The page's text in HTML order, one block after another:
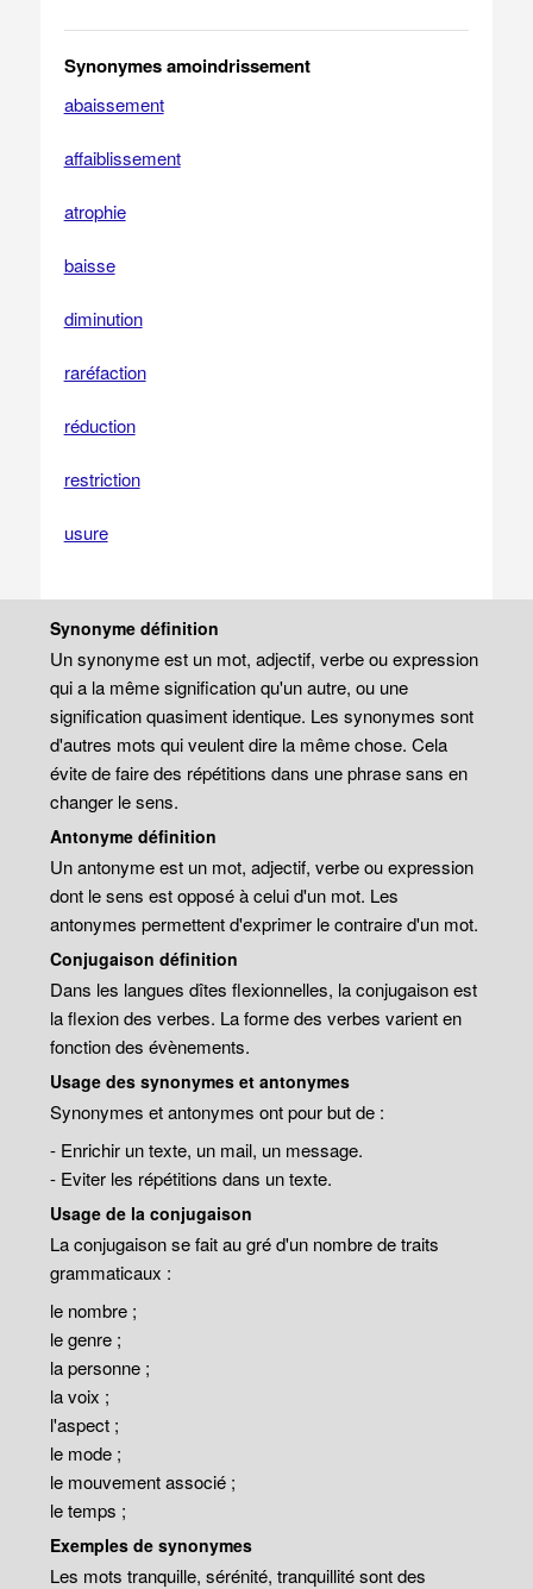
Synonymes amoindrissement
abaissement
affaiblissement
atrophie
baisse
diminution
raréfaction
réduction
restriction
usure
Synonyme définition
Un synonyme est un mot, adjectif, verbe ou expression
qui a la même signification qu'un autre, ou une
signification quasiment identique. Les synonymes sont
d'autres mots qui veulent dire la même chose. Cela
évite de faire des répétitions dans une phrase sans en
changer le sens.
Antonyme définition
Un antonyme est un mot, adjectif, verbe ou expression
dont le sens est opposé à celui d'un mot. Les
antonymes permettent d'exprimer le contraire d'un mot.
Conjugaison définition
Dans les langues dîtes flexionnelles, la conjugaison est
la flexion des verbes. La forme des verbes varient en
fonction des évènements.
Usage des synonymes et antonymes
Synonymes et antonymes ont pour but de :
- Enrichir un texte, un mail, un message.
- Eviter les répétitions dans un texte.
Usage de la conjugaison
La conjugaison se fait au gré d'un nombre de traits
grammaticaux :
le nombre ;
le genre ;
la personne ;
la voix ;
l'aspect ;
le mode ;
le mouvement associé ;
le temps ;
Exemples de synonymes
Les mots tranquille, sérénité, tranquillité sont des